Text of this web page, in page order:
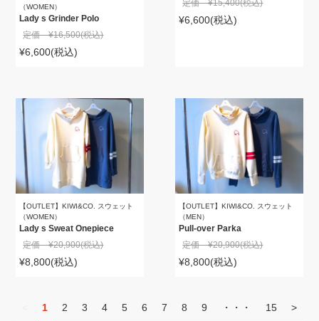
（WOMEN）
Lady s Grinder Polo
定価 ¥16,500(税込)
¥6,600(税込)
定価 ¥15,400(税込)
¥6,600(税込)
【OUTLET】KIWI&CO. スウェット
（WOMEN）
Lady s Sweat Onepiece
定価 ¥20,900(税込)
¥8,800(税込)
【OUTLET】KIWI&CO. スウェット
（MEN）
Pull-over Parka
定価 ¥20,900(税込)
¥8,800(税込)
1 2 3 4 5 6 7 8 9 ・・・ 15 >